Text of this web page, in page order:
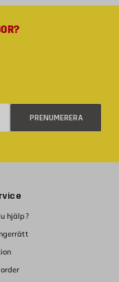
PRENUMERERA
hjälp?